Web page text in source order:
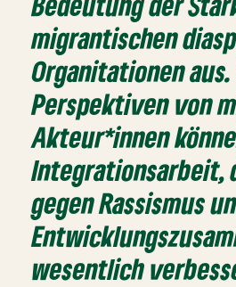
migrantischen
Organitationen
Perspektiven von
Akteur*innen
Integrationsarbeit,
gegen Rassismus
wesentlich